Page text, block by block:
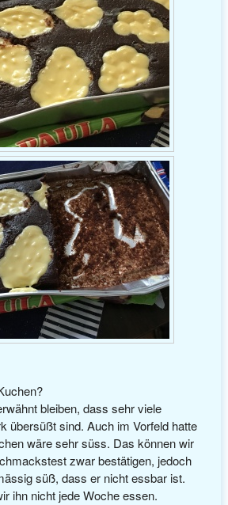
bleiben, dass sehr viele
übersüßt sind. Auch im Vorfeld hatte
wäre sehr süss. Das können wir
zwar bestätigen, jedoch
süß, dass er nicht essbar ist.
ihn nicht jede Woche essen.